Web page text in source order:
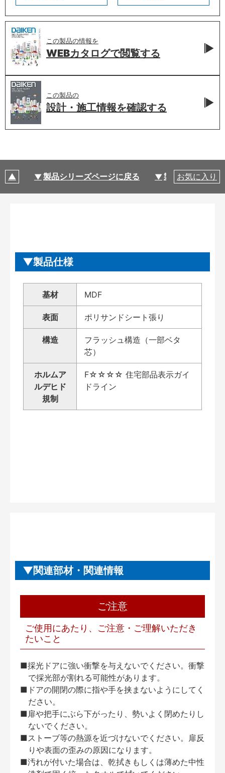
この製品の情報を
WEBカタログで閲覧する
この製品の
設計・施工情報を確認する
製品シリーズページに戻る 製品仕様
お気に入り
製品仕様
基材 MDF
表面 ポリサンドシート張り
構造
フラッシュ構造（一部ベタ
芯）
ホルムア
ルデヒド
規制
F☆☆☆☆ 住宅部品表示ガイ
ドライン
関連部材・関連情報
ご注意
ご使用にあたり、ご注意・ご理解いただき
たいこと
■採光ドアに強い衝撃を与えないでください。衝撃
で採光部が割れる可能性があります。
■ドアの開閉の際に指や手を挟まないようにしてく
ださい。
■扉や把手にぶら下がったり、勢いよく閉めたりし
ないでください。
■ストーブ等の熱源を近づけないでください。扉反
りや表面の歪みの原因になります。
■汚れが付いた場合は、乾拭きもしくは薄めた中性